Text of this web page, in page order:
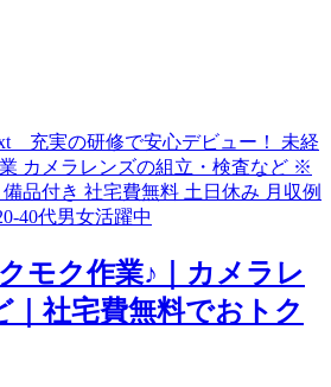
モク作業♪｜カメラレ
｜社宅費無料でおトク